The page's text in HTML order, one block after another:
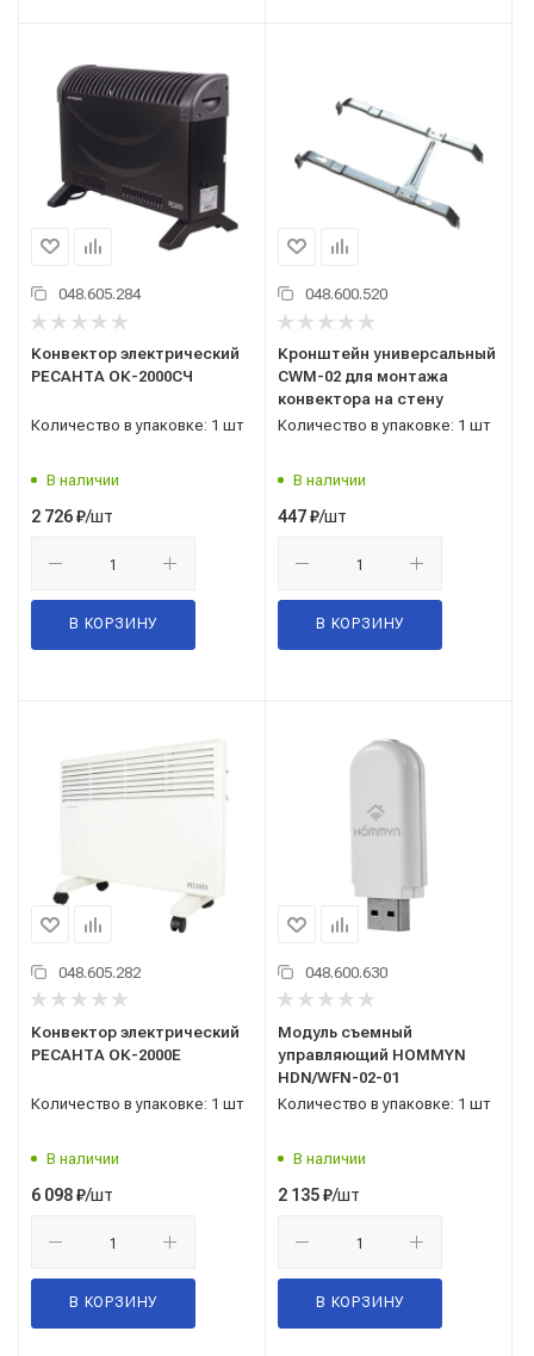
048.605.284
Конвектор электрический
РЕСАНТА ОК-2000СЧ
Количество в упаковке: 1 шт
В наличии
2 726₽/шт
В КОРЗИНУ
048.600.520
Кронштейн универсальный
CWM-02 для монтажа
конвектора на стену
Количество в упаковке: 1 шт
В наличии
447₽/шт
В КОРЗИНУ
048.605.282
Конвектор электрический
РЕСАНТА ОК-2000Е
Количество в упаковке: 1 шт
В наличии
6 098₽/шт
В КОРЗИНУ
048.600.630
Модуль съемный
управляющий HOMMYN
HDN/WFN-02-01
Количество в упаковке: 1 шт
В наличии
2 135₽/шт
В КОРЗИНУ